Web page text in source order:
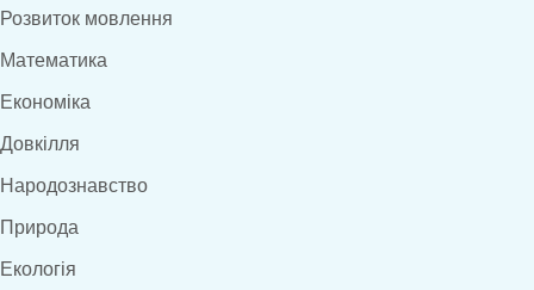
Розвиток мовлення
Математика
Економіка
Довкілля
Народознавство
Природа
Екологія